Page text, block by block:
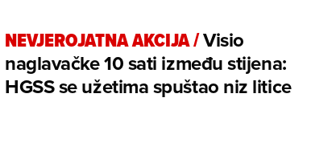
NEVJEROJATNA AKCIJA/Visio
naglavačke 10 sati između stijena:
HGSS se užetima spuštao niz litice